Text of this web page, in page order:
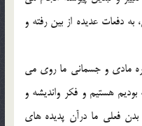
دفعات عديده از بين رفته و
مادي و جسماني ما روي مي
هستيم و فكر وانديشه و
فعلي ما درآن پديده هاي